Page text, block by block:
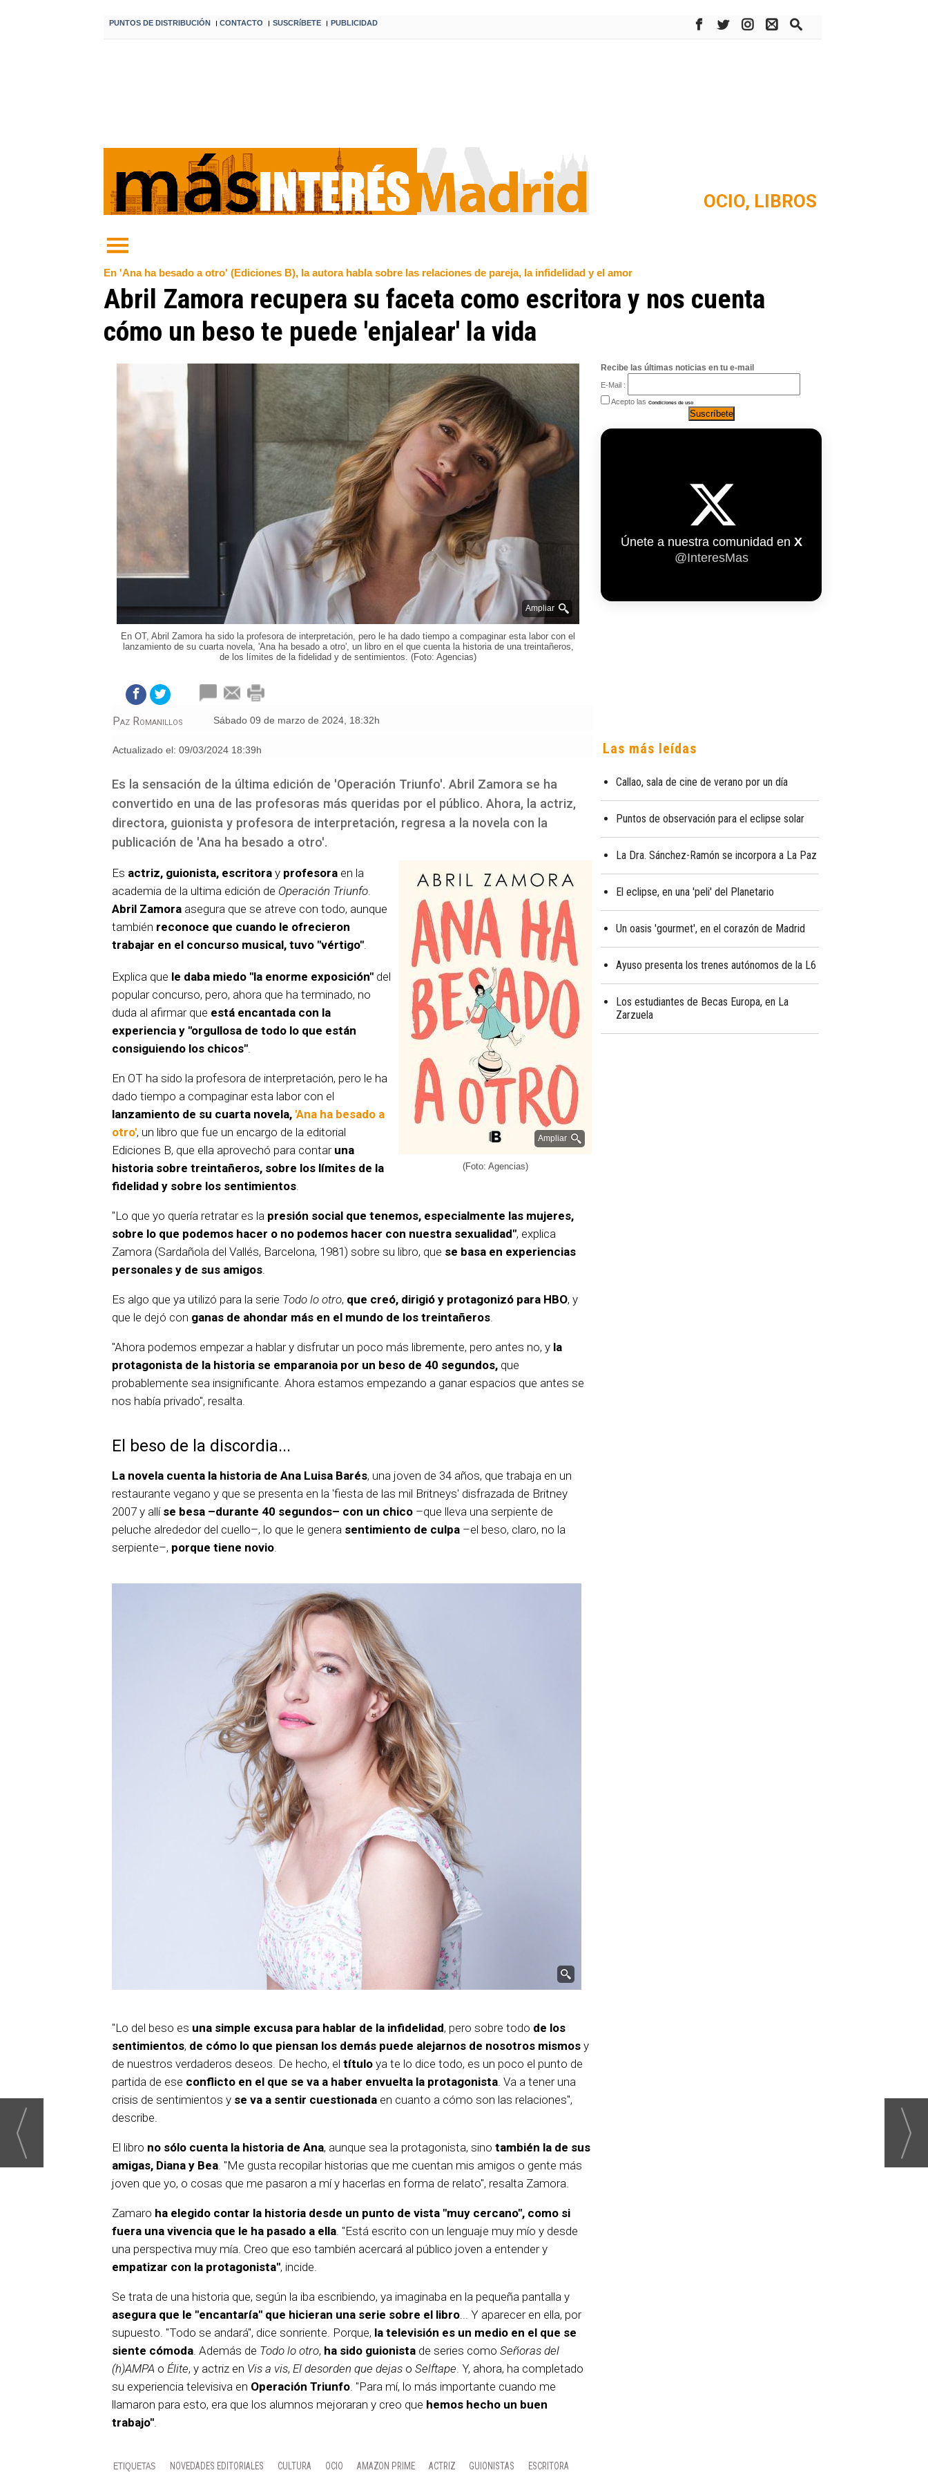
PUNTOS DE DISTRIBUCIÓN I CONTACTO I SUSCRíBETE I PUBLICIDAD
OCIO, LIBROS
En 'Ana ha besado a otro' (Ediciones B), la autora habla sobre las relaciones de pareja, la infidelidad y el amor
Abril Zamora recupera su faceta como escritora y nos cuenta
cómo un beso te puede 'enjalear' la vida
Ampliar
En OT, Abril Zamora ha sido la profesora de interpretación, pero le ha dado tiempo a compaginar esta labor con el
lanzamiento de su cuarta novela, 'Ana ha besado a otro', un libro en el que cuenta la historia de una treintañeros,
de los límites de la fidelidad y de sentimientos. (Foto: Agencias)
sábado 09 de marzo de 2024, 18:32h
Paz Romanillos
Actualizado el: 09/03/2024 18:39h
Es la sensación de la última edición de 'Operación Triunfo'. Abril Zamora se ha
convertido en una de las profesoras más queridas por el público. Ahora, la actriz,
directora, guionista y profesora de interpretación, regresa a la novela con la
publicación de 'Ana ha besado a otro'.
Ampliar
(Foto: Agencias)
Es actriz, guionista, escritora y profesora en la
academia de la ultima edición de Operación Triunfo.
Abril Zamora asegura que se atreve con todo, aunque
también reconoce que cuando le ofrecieron
trabajar en el concurso musical, tuvo "vértigo".
Explica que le daba miedo "la enorme exposición" del
popular concurso, pero, ahora que ha terminado, no
duda al afirmar que está encantada con la
experiencia y "orgullosa de todo lo que están
consiguiendo los chicos".
En OT ha sido la profesora de interpretación, pero le ha
dado tiempo a compaginar esta labor con el
lanzamiento de su cuarta novela, 'Ana ha besado a
otro', un libro que fue un encargo de la editorial
Ediciones B, que ella aprovechó para contar una
historia sobre treintañeros, sobre los límites de la
fidelidad y sobre los sentimientos.
"Lo que yo quería retratar es la presión social que tenemos, especialmente las mujeres,
sobre lo que podemos hacer o no podemos hacer con nuestra sexualidad", explica
Zamora (Sardañola del Vallés, Barcelona, 1981) sobre su libro, que se basa en experiencias
personales y de sus amigos.
Es algo que ya utilizó para la serie Todo lo otro, que creó, dirigió y protagonizó para HBO, y
que le dejó con ganas de ahondar más en el mundo de los treintañeros.
"Ahora podemos empezar a hablar y disfrutar un poco más libremente, pero antes no, y la
protagonista de la historia se emparanoia por un beso de 40 segundos, que
probablemente sea insignificante. Ahora estamos empezando a ganar espacios que antes se
nos había privado", resalta.
El beso de la discordia...
La novela cuenta la historia de Ana Luisa Barés, una joven de 34 años, que trabaja en un
restaurante vegano y que se presenta en la 'fiesta de las mil Britneys' disfrazada de Britney
2007 y allí se besa –durante 40 segundos– con un chico –que lleva una serpiente de
peluche alrededor del cuello–, lo que le genera sentimiento de culpa –el beso, claro, no la
serpiente–, porque tiene novio.
"Lo del beso es una simple excusa para hablar de la infidelidad, pero sobre todo de los
sentimientos, de cómo lo que piensan los demás puede alejarnos de nosotros mismos y
de nuestros verdaderos deseos. De hecho, el título ya te lo dice todo, es un poco el punto de
partida de ese conflicto en el que se va a haber envuelta la protagonista. Va a tener una
crisis de sentimientos y se va a sentir cuestionada en cuanto a cómo son las relaciones",
describe.
El libro no sólo cuenta la historia de Ana, aunque sea la protagonista, sino también la de sus
amigas, Diana y Bea. "Me gusta recopilar historias que me cuentan mis amigos o gente más
joven que yo, o cosas que me pasaron a mí y hacerlas en forma de relato", resalta Zamora.
Zamaro ha elegido contar la historia desde un punto de vista "muy cercano", como si
fuera una vivencia que le ha pasado a ella. "Está escrito con un lenguaje muy mío y desde
una perspectiva muy mía. Creo que eso también acercará al público joven a entender y
empatizar con la protagonista", incide.
Se trata de una historia que, según la iba escribiendo, ya imaginaba en la pequeña pantalla y
asegura que le "encantaría" que hicieran una serie sobre el libro... Y aparecer en ella, por
supuesto. "Todo se andará", dice sonriente. Porque, la televisión es un medio en el que se
siente cómoda. Además de Todo lo otro, ha sido guionista de series como Señoras del
(h)AMPA o Élite, y actriz en Vis a vis, El desorden que dejas o Selftape. Y, ahora, ha completado
su experiencia televisiva en Operación Triunfo. "Para mí, lo más importante cuando me
llamaron para esto, era que los alumnos mejoraran y creo que hemos hecho un buen
trabajo".
NOVEDADES EDITORIALES CULTURA OCIO AMAZON PRIME ACTRIZ GUIONISTAS ESCRITORA
Recibe las últimas noticias en tu e-mail
E-Mail :
Acepto las Condiciones de uso
Únete a nuestra comunidad en X
@InteresMas
Las más leídas
Callao, sala de cine de verano por un día
Puntos de observación para el eclipse solar
La Dra. Sánchez-Ramón se incorpora a La Paz
El eclipse, en una 'peli' del Planetario
Un oasis 'gourmet', en el corazón de Madrid
Ayuso presenta los trenes autónomos de la L6
Los estudiantes de Becas Europa, en La
Zarzuela